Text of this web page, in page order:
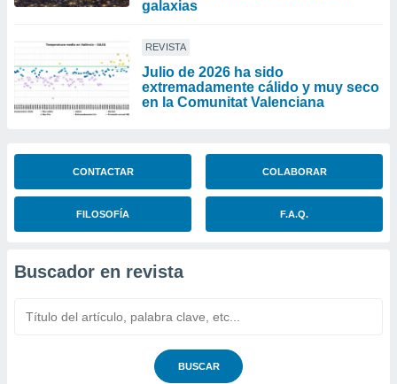
galaxias
REVISTA
Julio de 2026 ha sido
extremadamente cálido y muy seco
en la Comunitat Valenciana
CONTACTAR COLABORAR
FILOSOFÍA F.A.Q.
Buscador en revista
BUSCAR